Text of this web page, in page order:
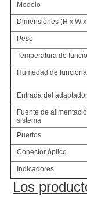
Modelo
Dimensiones (H x W
Peso
Temperatura de
Humedad de
Entrada del adaptador
Fuente de
sistema
Puertos
Conector óptico
Indicadores
Los